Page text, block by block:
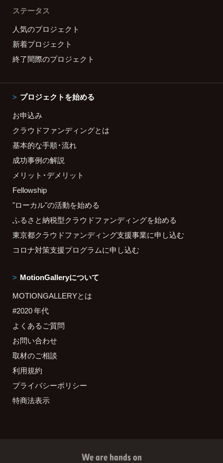
ステータス
人気のプロジェクト
新着プロジェクト
終了間際のプロジェクト
プロジェクトを始める
お申込み
クラウドファンディングとは
基本的な手順・流れ
成功事例の解説
メリット・デメリット
Fellowship
"ローカル"の活動を始める
ふるさと納税型クラウドファンディングを始める
東京都クラウドファンディング支援事業に申し込む
コロナ対策支援プログラムに申し込む
MotionGalleryについて
MOTIONGALLERYとは
#2020 年代
よくあるご質問
お問い合わせ
取材のご相談
利用規約
プライバシーポリシー
特商法表示
We are hands on